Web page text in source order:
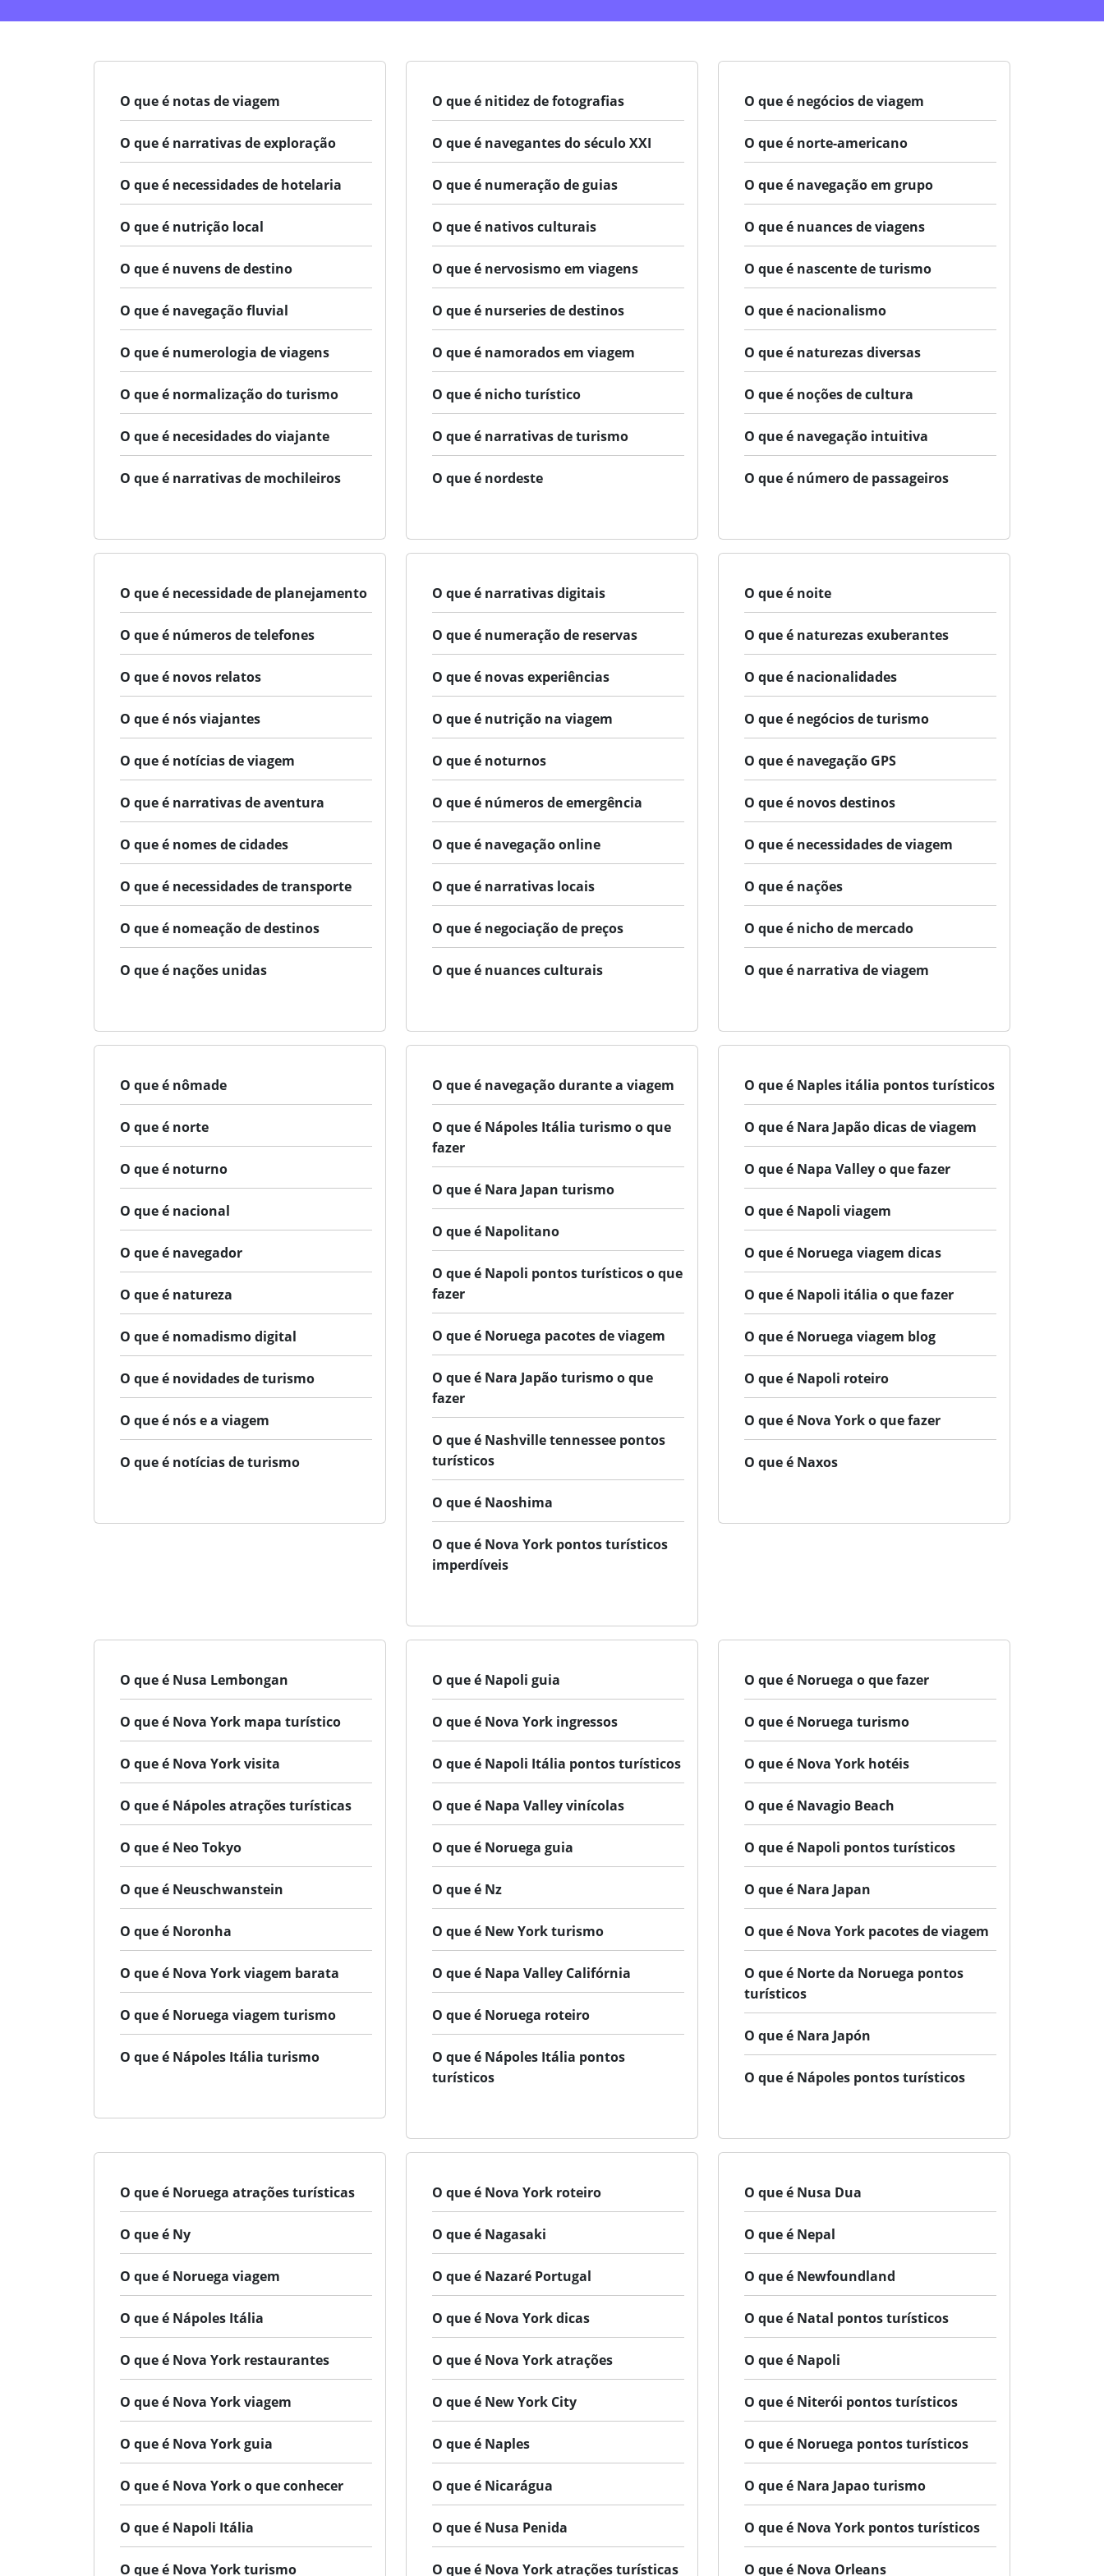
O que é notas de viagem
O que é narrativas de exploração
O que é necessidades de hotelaria
O que é nutrição local
O que é nuvens de destino
O que é navegação fluvial
O que é numerologia de viagens
O que é normalização do turismo
O que é necesidades do viajante
O que é narrativas de mochileiros
O que é nitidez de fotografias
O que é navegantes do século XXI
O que é numeração de guias
O que é nativos culturais
O que é nervosismo em viagens
O que é nurseries de destinos
O que é namorados em viagem
O que é nicho turístico
O que é narrativas de turismo
O que é nordeste
O que é negócios de viagem
O que é norte-americano
O que é navegação em grupo
O que é nuances de viagens
O que é nascente de turismo
O que é nacionalismo
O que é naturezas diversas
O que é noções de cultura
O que é navegação intuitiva
O que é número de passageiros
O que é necessidade de planejamento
O que é números de telefones
O que é novos relatos
O que é nós viajantes
O que é notícias de viagem
O que é narrativas de aventura
O que é nomes de cidades
O que é necessidades de transporte
O que é nomeação de destinos
O que é nações unidas
O que é narrativas digitais
O que é numeração de reservas
O que é novas experiências
O que é nutrição na viagem
O que é noturnos
O que é números de emergência
O que é navegação online
O que é narrativas locais
O que é negociação de preços
O que é nuances culturais
O que é noite
O que é naturezas exuberantes
O que é nacionalidades
O que é negócios de turismo
O que é navegação GPS
O que é novos destinos
O que é necessidades de viagem
O que é nações
O que é nicho de mercado
O que é narrativa de viagem
O que é nômade
O que é norte
O que é noturno
O que é nacional
O que é navegador
O que é natureza
O que é nomadismo digital
O que é novidades de turismo
O que é nós e a viagem
O que é notícias de turismo
O que é navegação durante a viagem
O que é Nápoles Itália turismo o que
fazer
O que é Nara Japan turismo
O que é Napolitano
O que é Napoli pontos turísticos o que
fazer
O que é Noruega pacotes de viagem
O que é Nara Japão turismo o que
fazer
O que é Nashville tennessee pontos
turísticos
O que é Naoshima
O que é Nova York pontos turísticos
imperdíveis
O que é Naples itália pontos turísticos
O que é Nara Japão dicas de viagem
O que é Napa Valley o que fazer
O que é Napoli viagem
O que é Noruega viagem dicas
O que é Napoli itália o que fazer
O que é Noruega viagem blog
O que é Napoli roteiro
O que é Nova York o que fazer
O que é Naxos
O que é Nusa Lembongan
O que é Nova York mapa turístico
O que é Nova York visita
O que é Nápoles atrações turísticas
O que é Neo Tokyo
O que é Neuschwanstein
O que é Noronha
O que é Nova York viagem barata
O que é Noruega viagem turismo
O que é Nápoles Itália turismo
O que é Napoli guia
O que é Nova York ingressos
O que é Napoli Itália pontos turísticos
O que é Napa Valley vinícolas
O que é Noruega guia
O que é Nz
O que é New York turismo
O que é Napa Valley Califórnia
O que é Noruega roteiro
O que é Nápoles Itália pontos
turísticos
O que é Noruega o que fazer
O que é Noruega turismo
O que é Nova York hotéis
O que é Navagio Beach
O que é Napoli pontos turísticos
O que é Nara Japan
O que é Nova York pacotes de viagem
O que é Norte da Noruega pontos
turísticos
O que é Nara Japón
O que é Nápoles pontos turísticos
O que é Noruega atrações turísticas
O que é Ny
O que é Noruega viagem
O que é Nápoles Itália
O que é Nova York restaurantes
O que é Nova York viagem
O que é Nova York guia
O que é Nova York o que conhecer
O que é Napoli Itália
O que é Nova York turismo
O que é Nova York roteiro
O que é Nagasaki
O que é Nazaré Portugal
O que é Nova York dicas
O que é Nova York atrações
O que é New York City
O que é Naples
O que é Nicarágua
O que é Nusa Penida
O que é Nova York atrações turísticas
O que é Nusa Dua
O que é Nepal
O que é Newfoundland
O que é Natal pontos turísticos
O que é Napoli
O que é Niterói pontos turísticos
O que é Noruega pontos turísticos
O que é Nara Japao turismo
O que é Nova York pontos turísticos
O que é Nova Orleans